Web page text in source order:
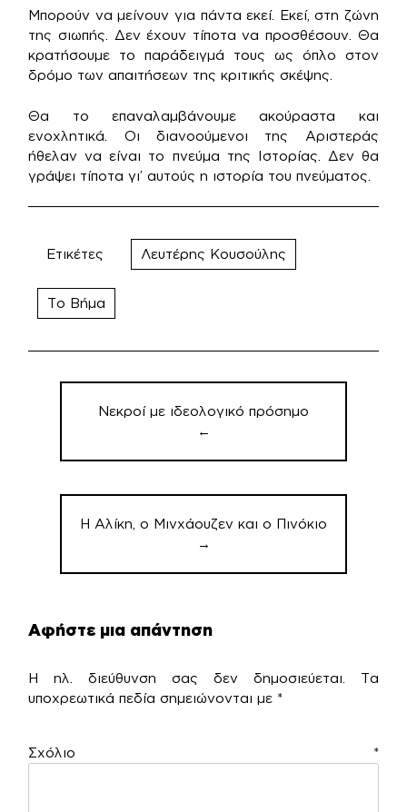
Μπορούν να μείνουν για πάντα εκεί. Εκεί, στη ζώνη
της σιωπής. Δεν έχουν τίποτα να προσθέσουν. Θα
κρατήσουμε το παράδειγμά τους ως όπλο στον
δρόμο των απαιτήσεων της κριτικής σκέψης.
Θα το επαναλαμβάνουμε ακούραστα και
ενοχλητικά. Οι διανοούμενοι της Αριστεράς
ήθελαν να είναι το πνεύμα της Ιστορίας. Δεν θα
γράψει τίποτα γι’ αυτούς η ιστορία του πνεύματος.
Ετικέτες Λευτέρης Κουσούλης
Το Βήμα
Πλοήγηση
άρθρωνΝεκροί με ιδεολογικό πρόσημο
←
Η Αλίκη, ο Μινχάουζεν και ο Πινόκιο
→
Αφήστε μια απάντηση
Η ηλ. διεύθυνση σας δεν δημοσιεύεται.
Τα
υποχρεωτικά πεδία σημειώνονται με *
Σχόλιο *